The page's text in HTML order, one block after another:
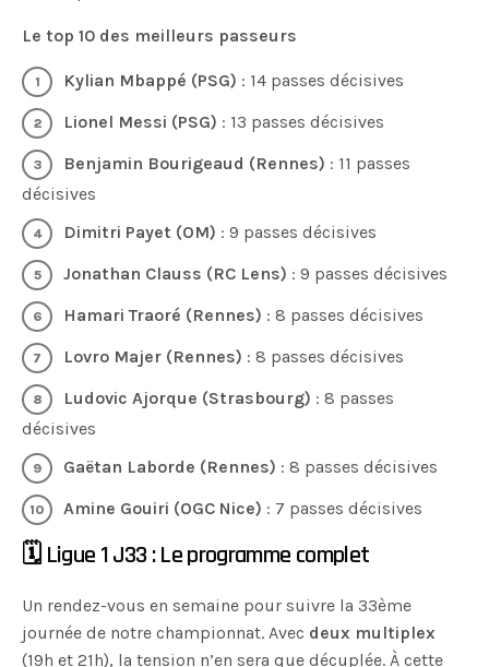
Le top 10 des meilleurs passeurs
Kylian Mbappé (PSG) : 14 passes décisives
Lionel Messi (PSG) : 13 passes décisives
Benjamin Bourigeaud (Rennes) : 11 passes
décisives
Dimitri Payet (OM) : 9 passes décisives
Jonathan Clauss (RC Lens) : 9 passes décisives
Hamari Traoré (Rennes) : 8 passes décisives
Lovro Majer (Rennes) : 8 passes décisives
Ludovic Ajorque (Strasbourg) : 8 passes
décisives
Gaëtan Laborde (Rennes) : 8 passes décisives
Amine Gouiri (OGC Nice) : 7 passes décisives
🗓 Ligue 1 J33 : Le programme complet
Un rendez-vous en semaine pour suivre la 33ème
journée de notre championnat. Avec deux multiplex
(19h et 21h), la tension n’en sera que décuplée. À cette